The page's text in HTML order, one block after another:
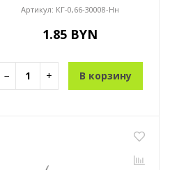
Артикул: КГ-0,66-30008-Нн
1.85 BYN
− + В корзину